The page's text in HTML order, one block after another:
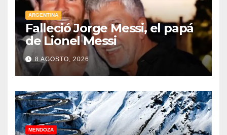
ARGENTINA
Falleció Jorge Messi, el papá
de Lionel Messi
8 AGOSTO, 2026
MENDOZA